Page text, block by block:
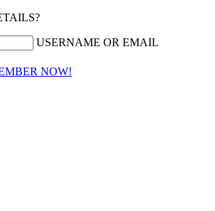
USERNAME OR EMAIL
NOW!